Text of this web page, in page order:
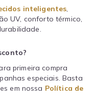
inteligentes,
UV, conforto térmico,
primeira compra
especiais. Basta
em nossa Política de